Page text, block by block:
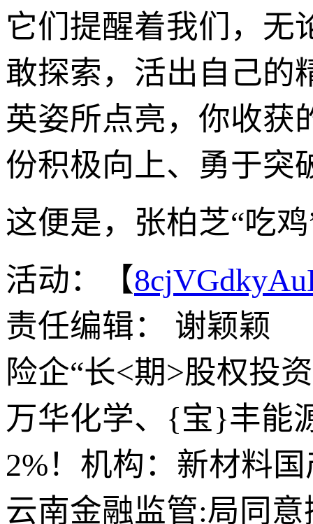
它们提醒着我们，无
敢探索，活出自己的
英姿所点亮，你收获
份积极向上、勇于突
这便是，张柏芝“吃
活动：【
责任编辑： 谢颖颖
险企“长<期>股权投
万华化学、{宝}丰能
2%！机构：新材料
云南金融监管:局同